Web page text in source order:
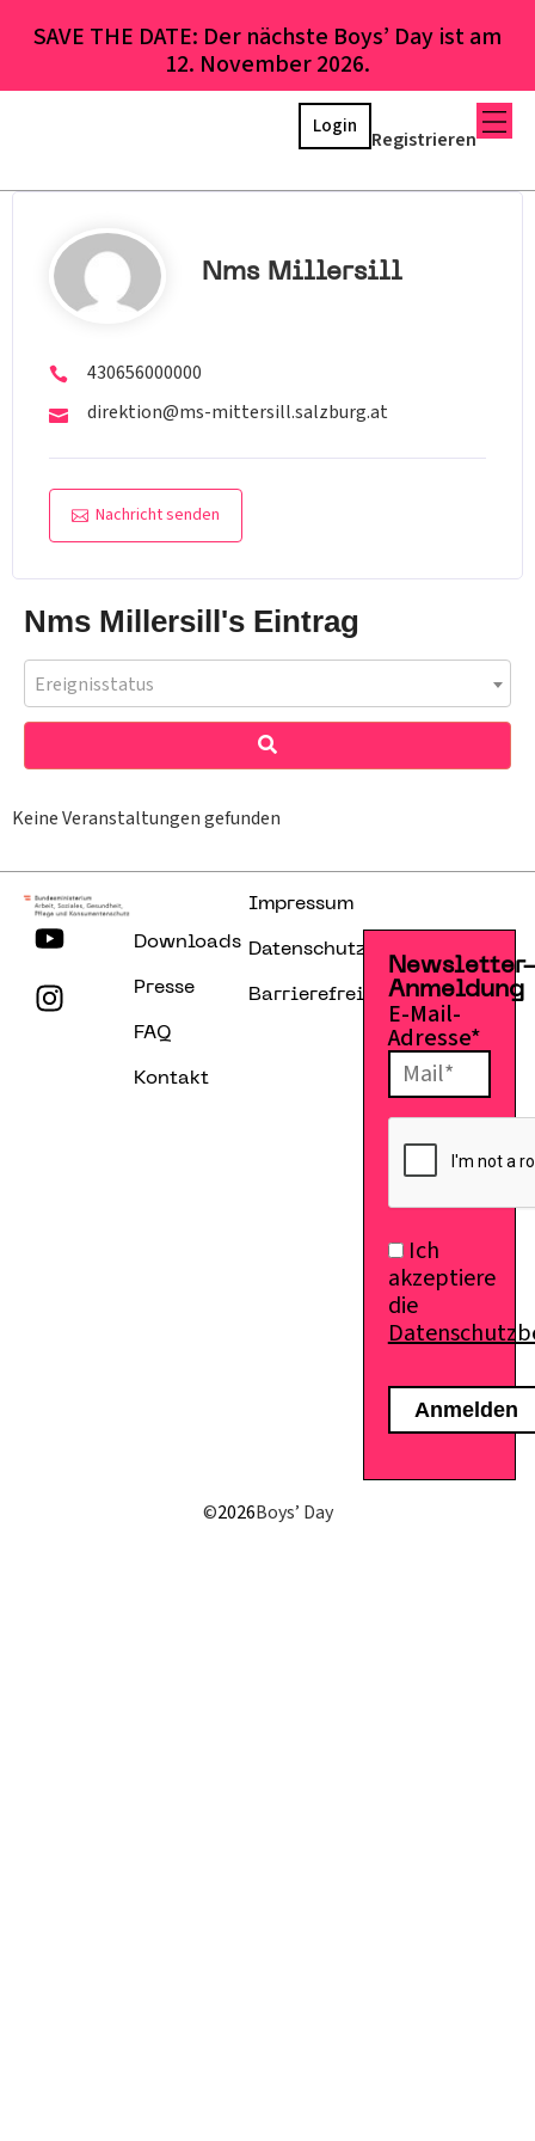
SAVE THE DATE: Der nächste Boys’ Day ist am
12. November 2026.
Registrieren
Login
Nms Millersill
430656000000
direktion@ms-mittersill.salzburg.at
Nachricht senden
Nms Millersill's Eintrag
Ereignisstatus
Keine Veranstaltungen gefunden
Downloads
Presse
FAQ
Kontakt
Impressum
Datenschutzerklärung
Barrierefreiheitserklärung
Anmeldung
E-Mail-
Adresse*
Ich
akzeptiere
die
©2026Boys’ Day